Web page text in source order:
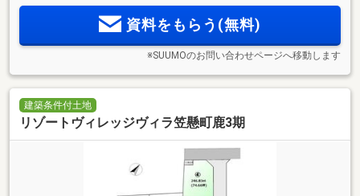
資料をもらう(無料)
※SUUMOのお問い合わせページへ移動します
建築条件付土地
リゾートヴィレッジヴィラ笠懸町鹿3期